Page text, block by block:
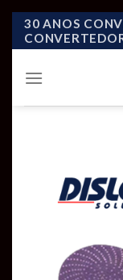
Skip
30 ANOS